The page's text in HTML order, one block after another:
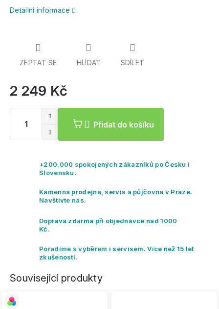
2 249 Kč
Přidat do košíku
jsou velmitichá a pohodlná
Detailní informace
ZEPTAT SE HLÍDAT SDÍLET
+200.000 spokojených zákazníků po Česku i
Slovensku.
Kamenná prodejna, servis a půjčovna v Praze.
Navštivte nás.
Doprava zdarma při objednávce nad 1000
Kč.
Poradíme s výběrem i servisem. Více než 15 let
zkušeností.
Související produkty